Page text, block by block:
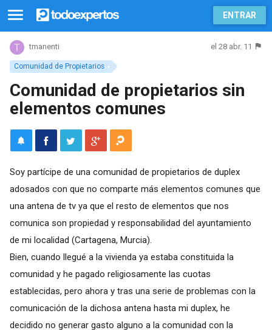
ENTRAR
Comunidad de Propietarios
tmanenti el 28 abr. 11
Comunidad de propietarios sin
elementos comunes
Soy partícipe de una comunidad de propietarios de duplex
adosados con que no comparte más elementos comunes que
una antena de tv ya que el resto de elementos que nos
comunica son propiedad y responsabilidad del ayuntamiento
de mi localidad (Cartagena, Murcia).
Bien, cuando llegué a la vivienda ya estaba constituida la
comunidad y he pagado religiosamente las cuotas
establecidas, pero ahora y tras una serie de problemas con la
comunicación de la dichosa antena hasta mi duplex, he
decidido no generar gasto alguno a la comunidad con la